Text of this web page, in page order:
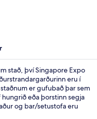
stað, því Singapore Expo
eru í
er gufubað þar sem
eða þorstinn segja
og bar/setustofa eru